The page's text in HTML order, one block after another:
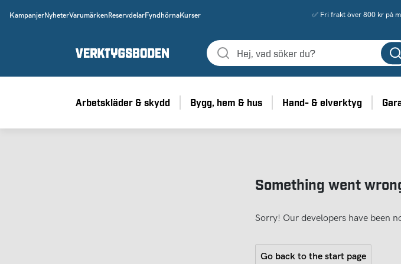
KampanjerNyheterVarumärken ReservdelarFyndhörnaKurser ✅ Fri frakt över 800 kr på
Arbetskläder & skydd Bygg, hem & hus Hand- & elverktyg
Something went
Sorry! Our developers have been
Go back to the start page